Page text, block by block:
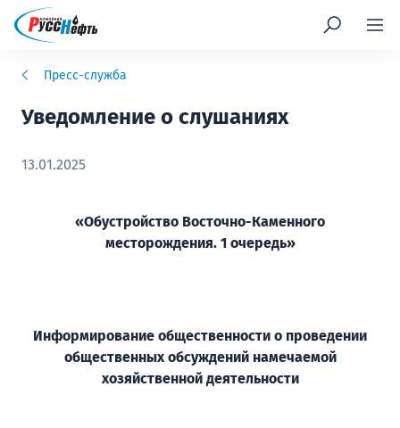
Пресс-служба
Уведомление о слушаниях
13.01.2025
«Обустройство Восточно-Каменного
месторождения. 1 очередь»
Информирование общественности о проведении
общественных обсуждений намечаемой
хозяйственной деятельности